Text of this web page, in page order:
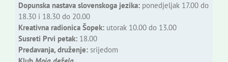
Dopunska nastava slovenskoga jezika:ponedjeljak 17.00 do
18.30 i 18.30 do 20.00
Kreativna radionica Šopek:utorak 10.00 do 13.00
Susreti Prvi petak:18.00
Predavanja, druženje:srijedom